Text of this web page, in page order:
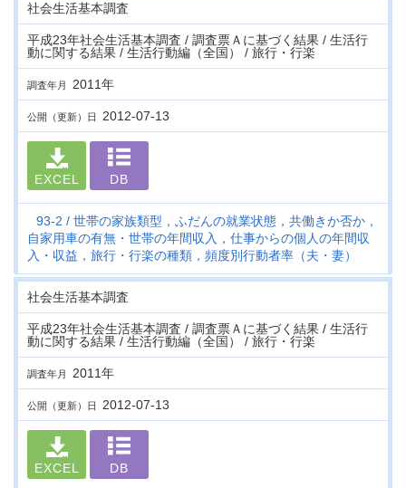
社会生活基本調査
平成23年社会生活基本調査 / 調査票Ａに基づく結果 / 生活行
動に関する結果 / 生活行動編（全国） / 旅行・行楽
調査年月 2011年
公開（更新）日 2012-07-13
EXCEL DB
93-2
世帯の家族類型，ふだんの就業状態，共働きか否か，
自家用車の有無・世帯の年間収入，仕事からの個人の年間収
入・収益，旅行・行楽の種類，頻度別行動者率（夫・妻）
社会生活基本調査
平成23年社会生活基本調査 / 調査票Ａに基づく結果 / 生活行
動に関する結果 / 生活行動編（全国） / 旅行・行楽
調査年月 2011年
公開（更新）日 2012-07-13
EXCEL DB